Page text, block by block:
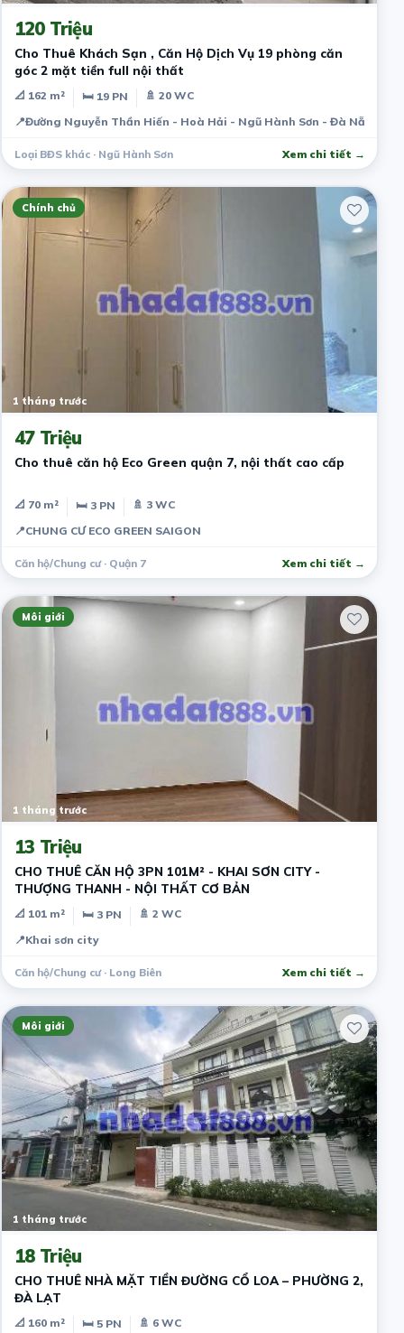
120 Triệu
Cho Thuê Khách Sạn , Căn Hộ Dịch Vụ 19 phòng căn
góc 2 mặt tiền full nội thất
📐 162 m² 🛏 19 PN
🚿 20 WC
📍Đường Nguyễn Thần Hiến - Hoà Hải - Ngũ Hành Sơn - Đà Nẵng
Loại BĐS khác · Ngũ Hành Sơn Xem chi tiết →
Chính chủ
1 tháng trước
47 Triệu
Cho thuê căn hộ Eco Green quận 7, nội thất cao cấp
📐 70 m² 🛏 3 PN
🚿 3 WC
📍CHUNG CƯ ECO GREEN SAIGON
Căn hộ/Chung cư · Quận 7 Xem chi tiết →
Môi giới
1 tháng trước
13 Triệu
CHO THUÊ CĂN HỘ 3PN 101M² - KHAI SƠN CITY -
THƯỢNG THANH - NỘI THẤT CƠ BẢN
📐 101 m² 🛏 3 PN
🚿 2 WC
📍Khai sơn city
Căn hộ/Chung cư · Long Biên Xem chi tiết →
Môi giới
1 tháng trước
18 Triệu
CHO THUÊ NHÀ MẶT TIỀN ĐƯỜNG CỔ LOA – PHƯỜNG 2,
ĐÀ LẠT
📐 160 m² 🛏 5 PN
🚿 6 WC